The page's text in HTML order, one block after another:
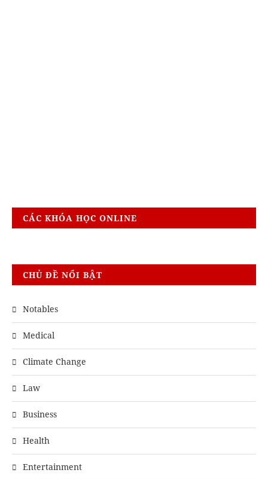
CÁC KHÓA HỌC ONLINE
CHỦ ĐỀ NỔI BẬT
Notables
Medical
Climate Change
Law
Business
Health
Entertainment